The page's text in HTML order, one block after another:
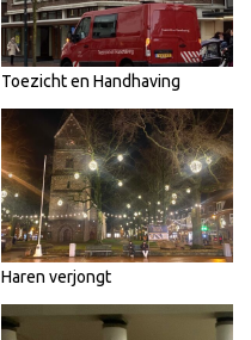
Toezicht en Handhaving
Haren verjongt